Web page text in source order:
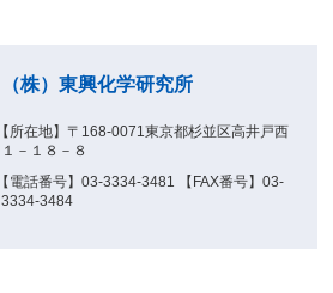
（株）東興化学研究所
【所在地】〒168-0071東京都杉並区高井戸西
１－１８－８
【電話番号】03-3334-3481 【FAX番号】03-
3334-3484